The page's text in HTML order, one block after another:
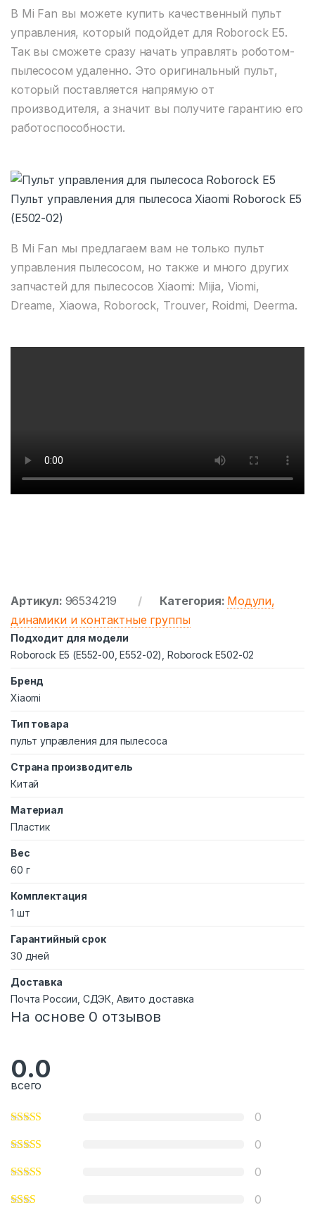
В Mi Fan вы можете купить качественный пульт
управления, который подойдет для Roborock E5.
Так вы сможете сразу начать управлять роботом-
пылесосом удаленно. Это оригинальный пульт,
который поставляется напрямую от
производителя, а значит вы получите гарантию его
работоспособности.
Пульт управления для пылесоса Xiaomi Roborock E5
(E502-02)
В Mi Fan мы предлагаем вам не только пульт
управления пылесосом, но также и много других
запчастей для пылесосов Xiaomi: Mijia, Viomi,
Dreame, Xiaowa, Roborock, Trouver, Roidmi, Deerma.
Артикул: 96534219 Категория: Модули,
динамики и контактные группы
Подходит для модели
Roborock E5 (E552-00, E552-02), Roborock E502-02
Бренд
Xiaomi
Тип товара
пульт управления для пылесоса
Страна производитель
Китай
Материал
Пластик
Вес
60 г
Комплектация
1 шт
Гарантийный срок
30 дней
Доставка
Почта России, СДЭК, Авито доставка
На основе 0 отзывов
0.0
всего
0
0
0
0